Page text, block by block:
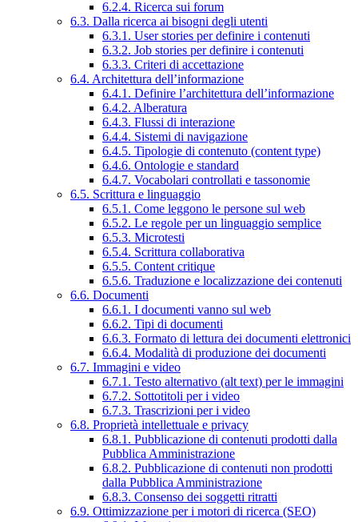
6.2.4. Ricerca sui forum
6.3. Dalla ricerca ai bisogni degli utenti
6.3.1. User stories per definire i contenuti
6.3.2. Job stories per definire i contenuti
6.3.3. Criteri di accettazione
6.4. Architettura dell’informazione
6.4.1. Definire l’architettura dell’informazione
6.4.2. Alberatura
6.4.3. Flussi di interazione
6.4.4. Sistemi di navigazione
6.4.5. Tipologie di contenuto (content type)
6.4.6. Ontologie e standard
6.4.7. Vocabolari controllati e tassonomie
6.5. Scrittura e linguaggio
6.5.1. Come leggono le persone sul web
6.5.2. Le regole per un linguaggio semplice
6.5.3. Microtesti
6.5.4. Scrittura collaborativa
6.5.5. Content critique
6.5.6. Traduzione e localizzazione dei contenuti
6.6. Documenti
6.6.1. I documenti vanno sul web
6.6.2. Tipi di documenti
6.6.3. Formato di lettura dei documenti elettronici
6.6.4. Modalità di produzione dei documenti
6.7. Immagini e video
6.7.1. Testo alternativo (alt text) per le immagini
6.7.2. Sottotitoli per i video
6.7.3. Trascrizioni per i video
6.8. Proprietà intellettuale e privacy
6.8.1. Pubblicazione di contenuti prodotti dalla
Pubblica Amministrazione
6.8.2. Pubblicazione di contenuti non prodotti
dalla Pubblica Amministrazione
6.8.3. Consenso dei soggetti ritratti
6.9. Ottimizzazione per i motori di ricerca (SEO)